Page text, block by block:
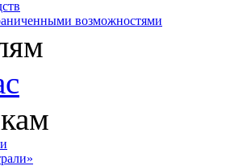
возможностями